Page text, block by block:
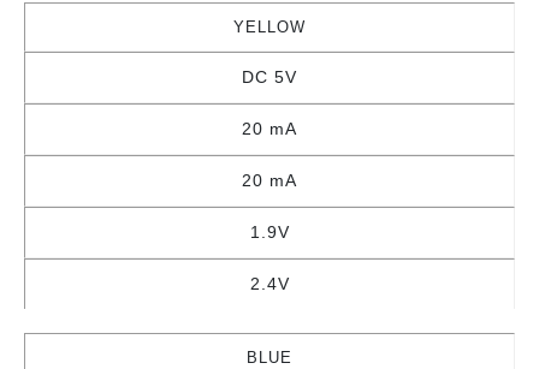
YELLOW
DC 5V
20 mA
20 mA
1.9V
2.4V
BLUE